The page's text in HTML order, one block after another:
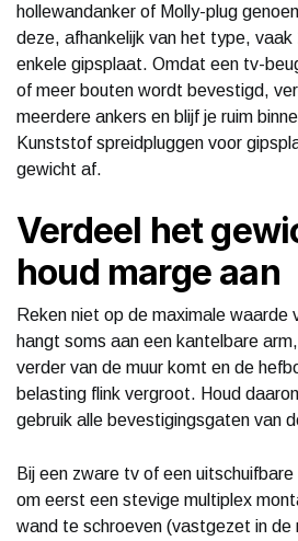
hollewandanker of Molly-plug
deze, afhankelijk van het type,
enkele gipsplaat. Omdat een tv-
of meer bouten wordt bevestigd,
meerdere ankers en blijf je ruim
Kunststof spreidpluggen voor
gewicht af.
Verdeel het
houd marge aan
Reken niet op de maximale waarde
hangt soms aan een kantelbare
verder van de muur komt en de
belasting flink vergroot. Houd
gebruik alle bevestigingsgaten van
Bij een zware tv of een
om eerst een stevige multiplex
wand te schroeven (vastgezet in de